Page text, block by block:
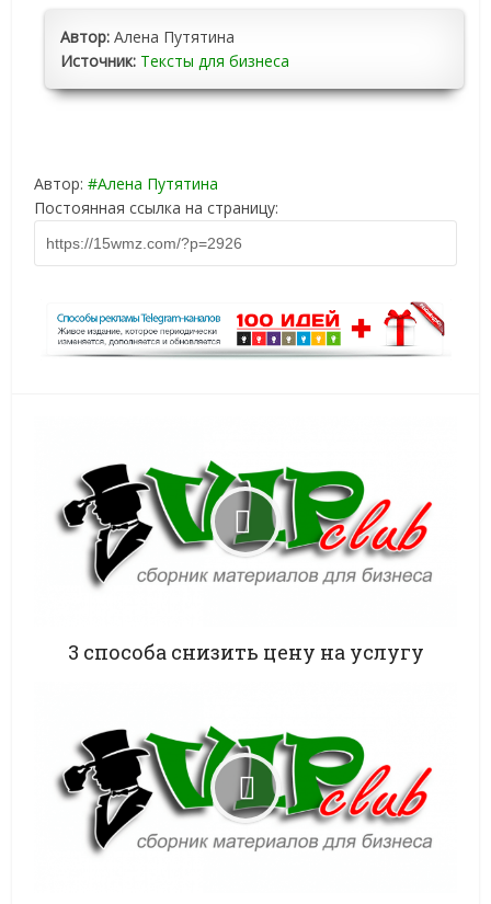
Автор: Алена Путятина
Источник: Тексты для бизнеса
Автор: Алена Путятина
Постоянная ссылка на страницу:
3 способа снизить цену на услугу